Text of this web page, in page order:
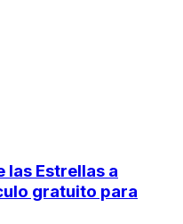
las Estrellas a
gratuito para